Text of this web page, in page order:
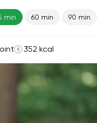
min 60 min 90 min
352 kcal